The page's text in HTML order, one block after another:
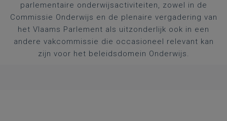
parlementaire onderwijsactiviteiten, zowel in de
Commissie Onderwijs en de plenaire vergadering van
het Vlaams Parlement als uitzonderlijk ook in een
andere vakcommissie die occasioneel relevant kan
zijn voor het beleidsdomein Onderwijs.